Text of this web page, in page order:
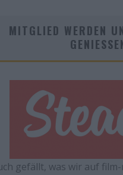
MITGLIED WERDEN
GENIESSEN
gefällt, was wir auf